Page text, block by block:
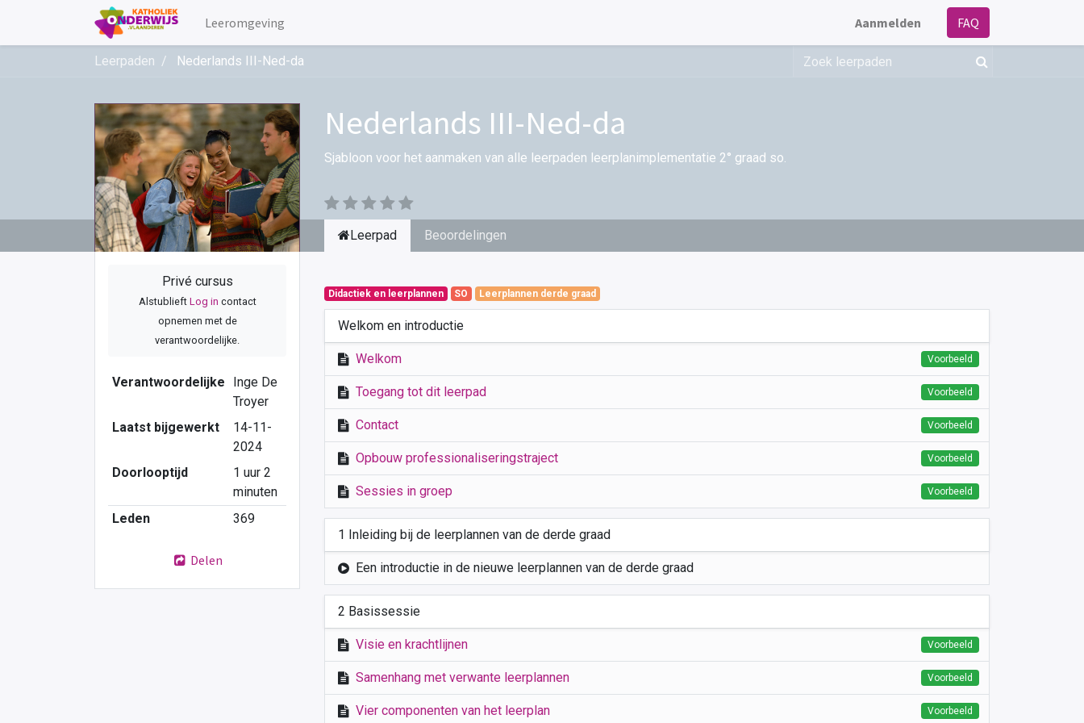
Leeromgeving Aanmelden FAQ
Leerpaden Nederlands III-Ned-da
Nederlands III-Ned-da
Sjabloon voor het aanmaken van alle leerpaden leerplanimplementatie 2° graad so.
Privé cursus
Alstublieft Log in contact
opnemen met de
verantwoordelijke.
Verantwoordelijke
Inge De
Troyer
Laatst bijgewerkt
14-11-
2024
Doorlooptijd
1 uur 2
minuten
Leden
369
Delen
Leerpad Beoordelingen
Didactiek en leerplannen SO Leerplannen derde graad
Welkom en introductie
Welkom Voorbeeld
Toegang tot dit leerpad Voorbeeld
Contact Voorbeeld
Opbouw professionaliseringstraject Voorbeeld
Sessies in groep Voorbeeld
1 Inleiding bij de leerplannen van de derde graad
Een introductie in de nieuwe leerplannen van de derde graad
2 Basissessie
Visie en krachtlijnen Voorbeeld
Samenhang met verwante leerplannen Voorbeeld
Vier componenten van het leerplan Voorbeeld